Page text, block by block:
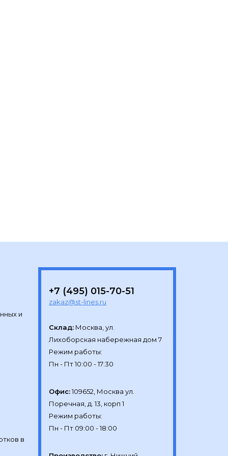
и
+7 (495) 015-70-51
zakaz@st-lines.ru
Склад: Москва, ул.
Лихоборская набережная дом 7
Режим работы:
Офис: 109652, Москва ул.
Поречная, д. 13, корп 1
Режим работы:
в